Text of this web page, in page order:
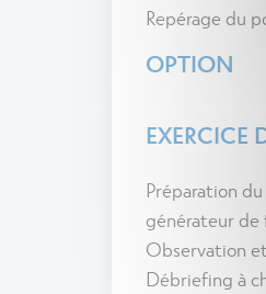
Repérage du
OPTION
EXERCICE
Préparation
générateur de
Observation
Débriefing à